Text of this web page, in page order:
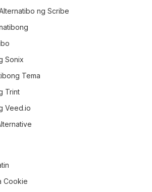
ng Scribe
Sonix
Tema
Trint
Veed.io
Cookie